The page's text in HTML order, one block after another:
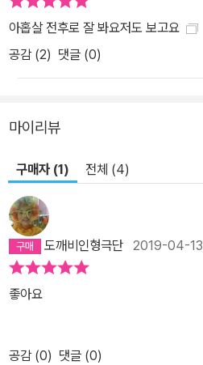
아홉살 전후로 잘 봐요저도 보고요
공감 (2) 댓글 (0)
마이리뷰
구매자 (1) 전체 (4)
도깨비인형극단 2019-04-13
좋아요
공감 (0) 댓글 (0)